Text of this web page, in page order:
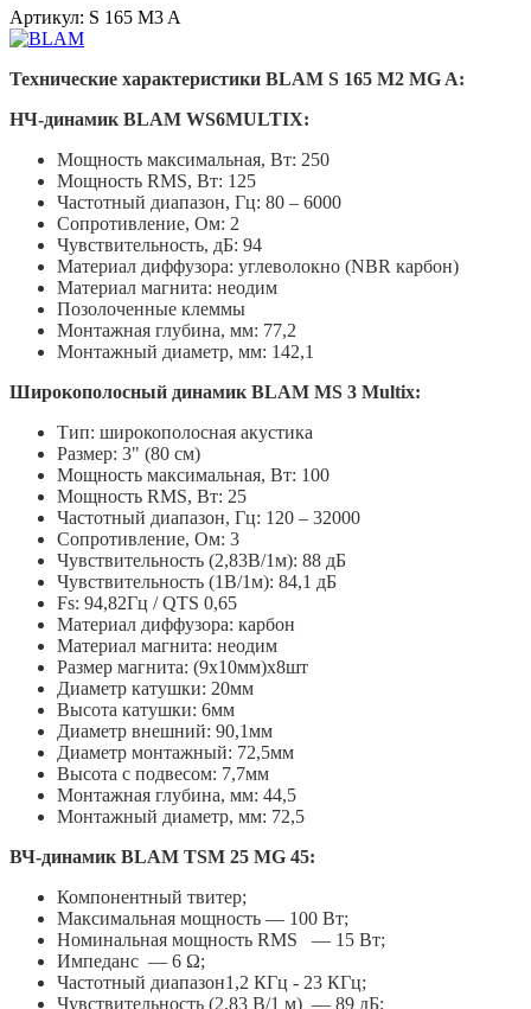
Артикул: S 165 M3 A
Технические характеристики BLAM S 165 M2 MG A:
НЧ-динамик BLAM WS6MULTIX:
Мощность максимальная, Вт: 250
Мощность RMS, Вт: 125
Частотный диапазон, Гц: 80 – 6000
Сопротивление, Ом: 2
Чувствительность, дБ: 94
Материал диффузора: углеволокно (NBR карбон)
Материал магнита: неодим
Позолоченные клеммы
Монтажная глубина, мм: 77,2
Монтажный диаметр, мм: 142,1
Широкополосный динамик BLAM MS 3 Multix:
Тип: широкополосная акустика
Размер: 3" (80 см)
Мощность максимальная, Вт: 100
Мощность RMS, Вт: 25
Частотный диапазон, Гц: 120 – 32000
Сопротивление, Ом: 3
Чувствительность (2,83В/1м): 88 дБ
Чувствительность (1В/1м): 84,1 дБ
Fs: 94,82Гц / QTS 0,65
Материал диффузора: карбон
Материал магнита: неодим
Размер магнита: (9х10мм)х8шт
Диаметр катушки: 20мм
Высота катушки: 6мм
Диаметр внешний: 90,1мм
Диаметр монтажный: 72,5мм
Высота с подвесом: 7,7мм
Монтажная глубина, мм: 44,5
Монтажный диаметр, мм: 72,5
ВЧ-динамик BLAM TSM 25 MG 45:
Компонентный твитер;
Максимальная мощность — 100 Вт;
Номинальная мощность RMS — 15 Вт;
Импеданс — 6 Ω;
Частотный диапазон1,2 КГц - 23 КГц;
Чувствительность (2,83 В/1 м) — 89 дБ;